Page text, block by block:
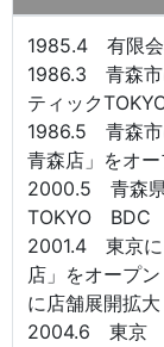
1985.4 有限
1986.3 青森市
ティック
1986.5 青森市
青森店」をオ
2000.5 青森県
TOKYO BDC
2001.4 東京
店」をオープ
に店舗展開拡大
2004.6 東京